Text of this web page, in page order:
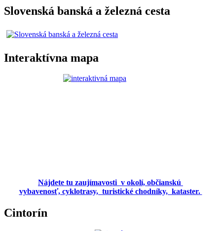
Slovenská banská a železná cesta
Interaktívna mapa
Nájdete tu zaujímavosti v okolí, občianskú
vybavenosť, cyklotrasy, turistické chodníky, kataster.
Cintorín